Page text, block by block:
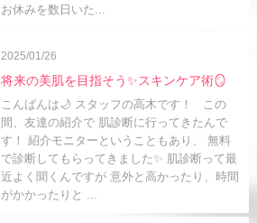
お休みを数日いた...
2025/01/26
将来の美肌を目指そう✨スキンケア術🪞
こんばんは🌙 スタッフの高木です！ この
間、友達の紹介で 肌診断に行ってきたんで
す！ 紹介モニターということもあり、 無料
で診断してもらってきました✨ 肌診断って最
近よく聞くんですが 意外と高かったり、時間
がかかったりと ...